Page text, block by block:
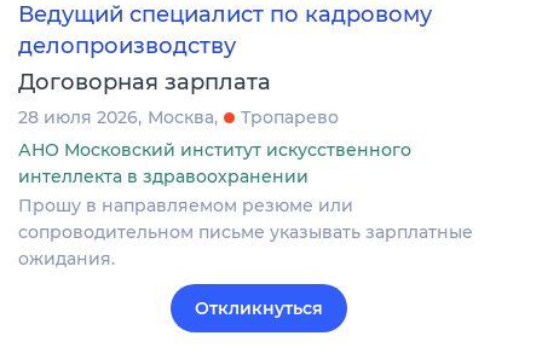
Ведущий специалист по кадровому
делопроизводству
Договорная зарплата
28 июля 2026 Москва
Тропарево
АНО Московский институт искусственного
интеллекта в здравоохранении
Прошу в направляемом резюме или
сопроводительном письме указывать зарплатные
ожидания.
Откликнуться